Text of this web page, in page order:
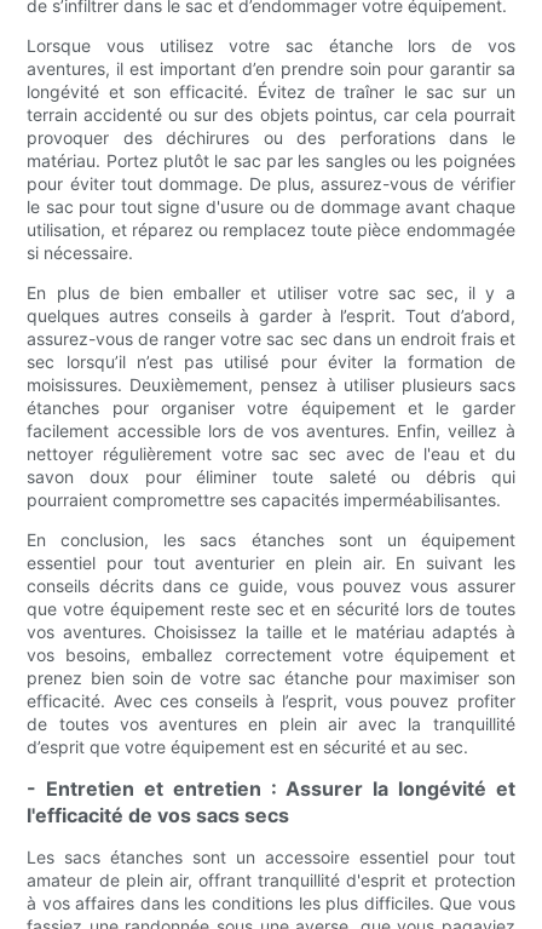
de s’infiltrer dans le sac et d’endommager votre équipement.
Lorsque vous utilisez votre sac étanche lors de vos
aventures, il est important d’en prendre soin pour garantir sa
longévité et son efficacité. Évitez de traîner le sac sur un
terrain accidenté ou sur des objets pointus, car cela pourrait
provoquer des déchirures ou des perforations dans le
matériau. Portez plutôt le sac par les sangles ou les poignées
pour éviter tout dommage. De plus, assurez-vous de vérifier
le sac pour tout signe d'usure ou de dommage avant chaque
utilisation, et réparez ou remplacez toute pièce endommagée
si nécessaire.
En plus de bien emballer et utiliser votre sac sec, il y a
quelques autres conseils à garder à l’esprit. Tout d’abord,
assurez-vous de ranger votre sac sec dans un endroit frais et
sec lorsqu’il n’est pas utilisé pour éviter la formation de
moisissures. Deuxièmement, pensez à utiliser plusieurs sacs
étanches pour organiser votre équipement et le garder
facilement accessible lors de vos aventures. Enfin, veillez à
nettoyer régulièrement votre sac sec avec de l'eau et du
savon doux pour éliminer toute saleté ou débris qui
pourraient compromettre ses capacités imperméabilisantes.
En conclusion, les sacs étanches sont un équipement
essentiel pour tout aventurier en plein air. En suivant les
conseils décrits dans ce guide, vous pouvez vous assurer
que votre équipement reste sec et en sécurité lors de toutes
vos aventures. Choisissez la taille et le matériau adaptés à
vos besoins, emballez correctement votre équipement et
prenez bien soin de votre sac étanche pour maximiser son
efficacité. Avec ces conseils à l’esprit, vous pouvez profiter
de toutes vos aventures en plein air avec la tranquillité
d’esprit que votre équipement est en sécurité et au sec.
- Entretien et entretien : Assurer la longévité et
l'efficacité de vos sacs secs
Les sacs étanches sont un accessoire essentiel pour tout
amateur de plein air, offrant tranquillité d'esprit et protection
à vos affaires dans les conditions les plus difficiles. Que vous